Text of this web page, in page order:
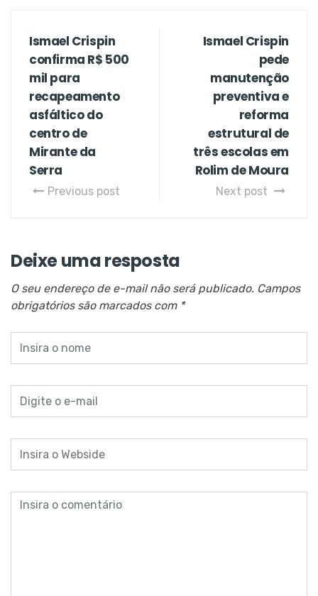
Ismael Crispin
confirma R$ 500
mil para
recapeamento
asfáltico do
centro de
Mirante da
Serra
Previous post
Ismael Crispin
pede
manutenção
preventiva e
reforma
estrutural de
três escolas em
Rolim de Moura
Next post
Deixe uma resposta
O seu endereço de e-mail não será publicado. Campos
obrigatórios são marcados com *